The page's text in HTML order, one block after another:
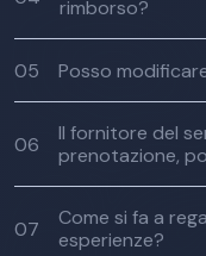
rimborso?
05 Posso
06
Il fornitore del
prenotazione,
07
Come si fa a
esperienze?